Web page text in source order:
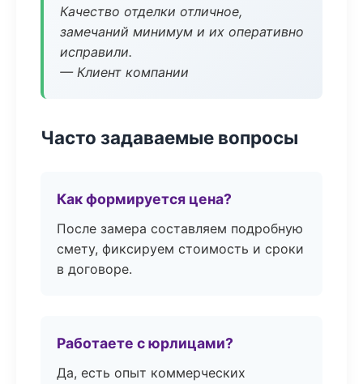
Качество отделки отличное,
замечаний минимум и их оперативно
исправили.
— Клиент компании
Часто задаваемые вопросы
Как формируется цена?
После замера составляем подробную
смету, фиксируем стоимость и сроки
в договоре.
Работаете с юрлицами?
Да, есть опыт коммерческих